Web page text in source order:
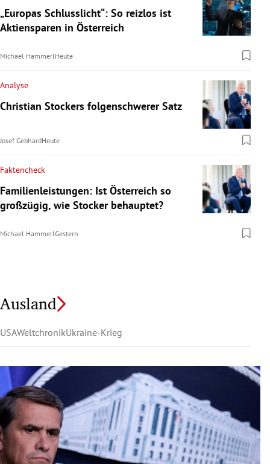
„Europas Schlusslicht“: So reizlos ist
Aktiensparen in Österreich
Michael Hammerl Heute
Analyse
Christian Stockers folgenschwerer Satz
Josef GebhardHeute
Faktencheck
Familienleistungen: Ist Österreich so
großzügig, wie Stocker behauptet?
Michael HammerlGestern
Ausland
USAWeltchronikUkraine-Krieg